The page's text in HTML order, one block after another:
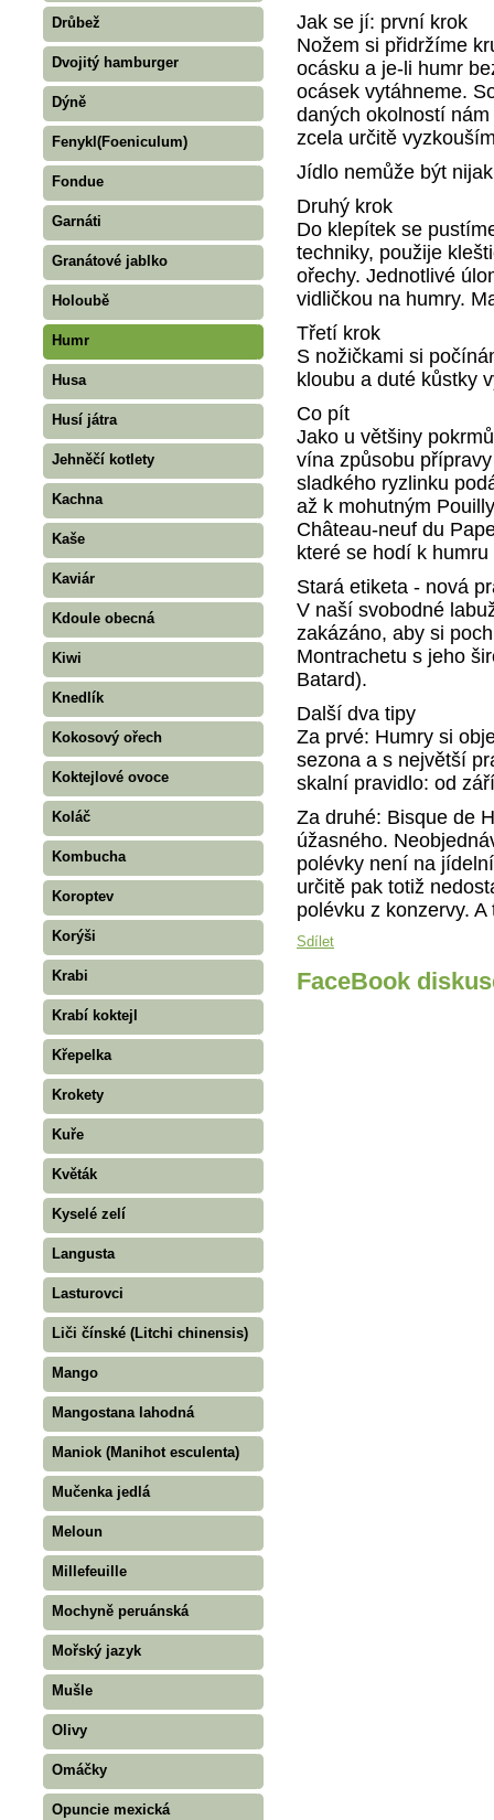
Drůbež
Dvojitý hamburger
Dýně
Fenykl(Foeniculum)
Fondue
Garnáti
Granátové jablko
Holoubě
Humr
Husa
Husí játra
Jehněčí kotlety
Kachna
Kaše
Kaviár
Kdoule obecná
Kiwi
Knedlík
Kokosový ořech
Koktejlové ovoce
Koláč
Kombucha
Koroptev
Korýši
Krabi
Krabí koktejl
Křepelka
Krokety
Kuře
Květák
Kyselé zelí
Langusta
Lasturovci
Liči čínské (Litchi chinensis)
Mango
Mangostana lahodná
Maniok (Manihot esculenta)
Mučenka jedlá
Meloun
Millefeuille
Mochyně peruánská
Mořský jazyk
Mušle
Olivy
Omáčky
Opuncie mexická
Jak se jí: první krok
Nožem si přidržíme
ocásku a je-li humr
ocásek vytáhneme.
daných okolností
zcela určitě
Jídlo nemůže být
Druhý krok
Do klepítek se
techniky, použije
ořechy. Jednotlivé
vidličkou na humry.
Třetí krok
S nožičkami si
kloubu a duté kůstky
Co pít
Jako u většiny
vína způsobu
sladkého ryzlinku
až k mohutným
Château-neuf du
které se hodí k
Stará etiketa - nová
V naší svobodné
zakázáno, aby si
Montrachetu s jeho
Batard).
Další dva tipy
Za prvé: Humry si
sezona a s největší
skalní pravidlo: od
Za druhé: Bisque de
úžasného.
polévky není na
určitě pak totiž
polévku z konzervy.
Sdílet
FaceBook